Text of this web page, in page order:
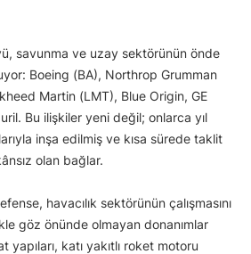
savunma ve uzay sektörünün önde
Boeing (BA), Northrop Grumman
Martin (LMT), Blue Origin, GE
Bu ilişkiler yeni değil; onlarca yıl
inşa edilmiş ve kısa sürede taklit
olan bağlar.
havacılık sektörünün çalışmasını
göz önünde olmayan donanımlar
katı yakıtlı roket motoru